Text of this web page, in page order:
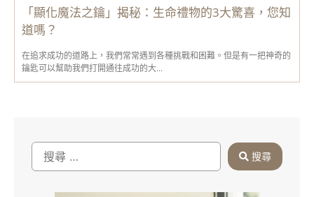
「顯化魔法之鑰」揭秘：生命禮物的3大驚喜，您知
道嗎？
在追求成功的道路上，我們常常遇到各種挑戰和困難。但是有一把神奇的
鑰匙可以幫助我們打開通往成功的大...
搜尋